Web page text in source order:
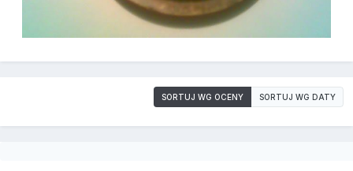
SORTUJ WG OCENY SORTUJ WG DATY